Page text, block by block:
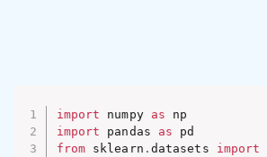
import numpy as
import pandas as
from sklearn . datasets import